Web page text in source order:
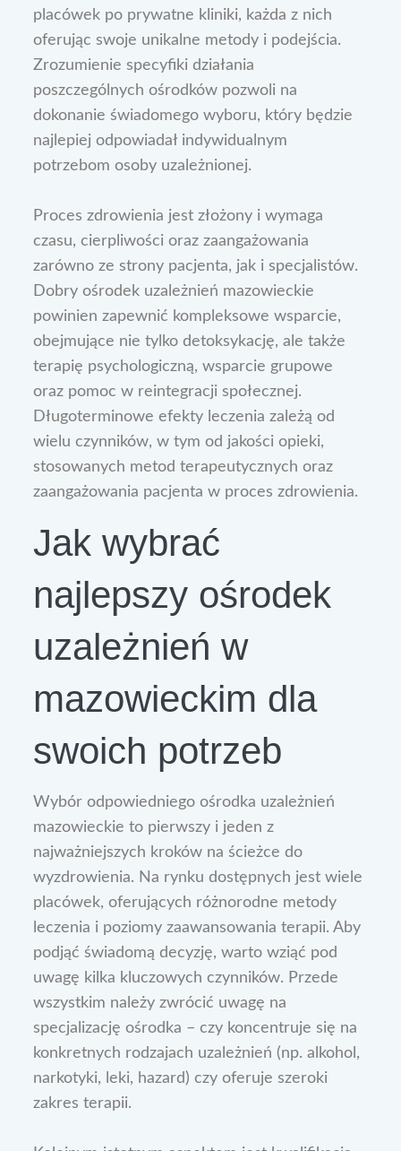
placówek po prywatne kliniki, każda z nich
oferując swoje unikalne metody i podejścia.
Zrozumienie specyfiki działania
poszczególnych ośrodków pozwoli na
dokonanie świadomego wyboru, który będzie
najlepiej odpowiadał indywidualnym
potrzebom osoby uzależnionej.
Proces zdrowienia jest złożony i wymaga
czasu, cierpliwości oraz zaangażowania
zarówno ze strony pacjenta, jak i specjalistów.
Dobry ośrodek uzależnień mazowieckie
powinien zapewnić kompleksowe wsparcie,
obejmujące nie tylko detoksykację, ale także
terapię psychologiczną, wsparcie grupowe
oraz pomoc w reintegracji społecznej.
Długoterminowe efekty leczenia zależą od
wielu czynników, w tym od jakości opieki,
stosowanych metod terapeutycznych oraz
zaangażowania pacjenta w proces zdrowienia.
Jak wybrać
najlepszy ośrodek
uzależnień w
mazowieckim dla
swoich potrzeb
Wybór odpowiedniego ośrodka uzależnień
mazowieckie to pierwszy i jeden z
najważniejszych kroków na ścieżce do
wyzdrowienia. Na rynku dostępnych jest wiele
placówek, oferujących różnorodne metody
leczenia i poziomy zaawansowania terapii. Aby
podjąć świadomą decyzję, warto wziąć pod
uwagę kilka kluczowych czynników. Przede
wszystkim należy zwrócić uwagę na
specjalizację ośrodka – czy koncentruje się na
konkretnych rodzajach uzależnień (np. alkohol,
narkotyki, leki, hazard) czy oferuje szeroki
zakres terapii.